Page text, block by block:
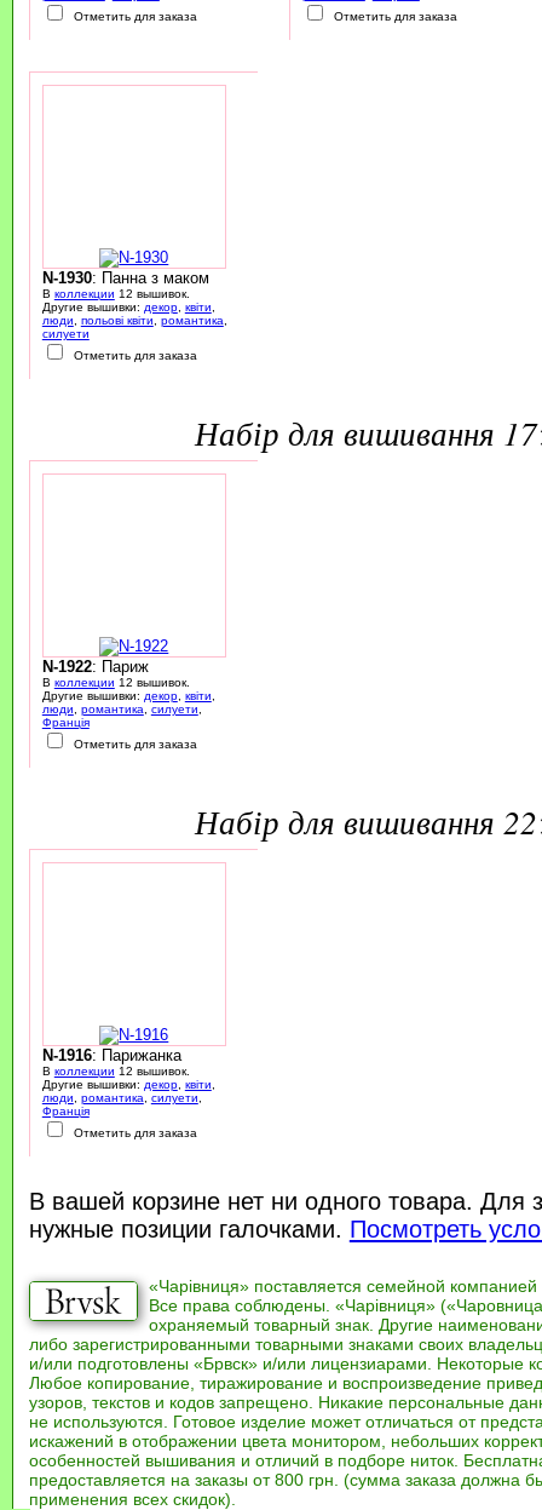
Отметить для заказа
Отметить для заказа
N-1930: Панна з маком
В коллекции 12 вышивок.
Другие вышивки: декор, квіти
люди
польові квіти романтика
силуети
Отметить для заказа
набір для вишивання
N-1922: Париж
В коллекции 12 вышивок.
Другие вышивки: декор, квіти
люди
романтика силуети
Франція
Отметить для заказа
набір для вишивання
N-1916: Парижанка
В коллекции 12 вышивок.
Другие вышивки: декор, квіти
люди
романтика силуети
Франція
Отметить для заказа
В вашей корзине нет ни одного товара. Для
нужные позиции галочками. Посмотреть
«Чарівниця» поставляется семейной компанией
Все права соблюдены. «Чарівниця»
охраняемый товарный знак. Другие
либо зарегистрированными товарными знаками своих
и/или подготовлены «Брвск» и/или лицензиарами. Некоторые
Любое копирование, тиражирование и воспроизведение
узоров, текстов и кодов запрещено. Никакие персональные
не используются. Готовое изделие может отличаться от
искажений в отображении цвета монитором, небольших
особенностей вышивания и отличий в подборе ниток.
предоставляется на заказы от 800 грн. (сумма заказа должна
применения всех скидок).